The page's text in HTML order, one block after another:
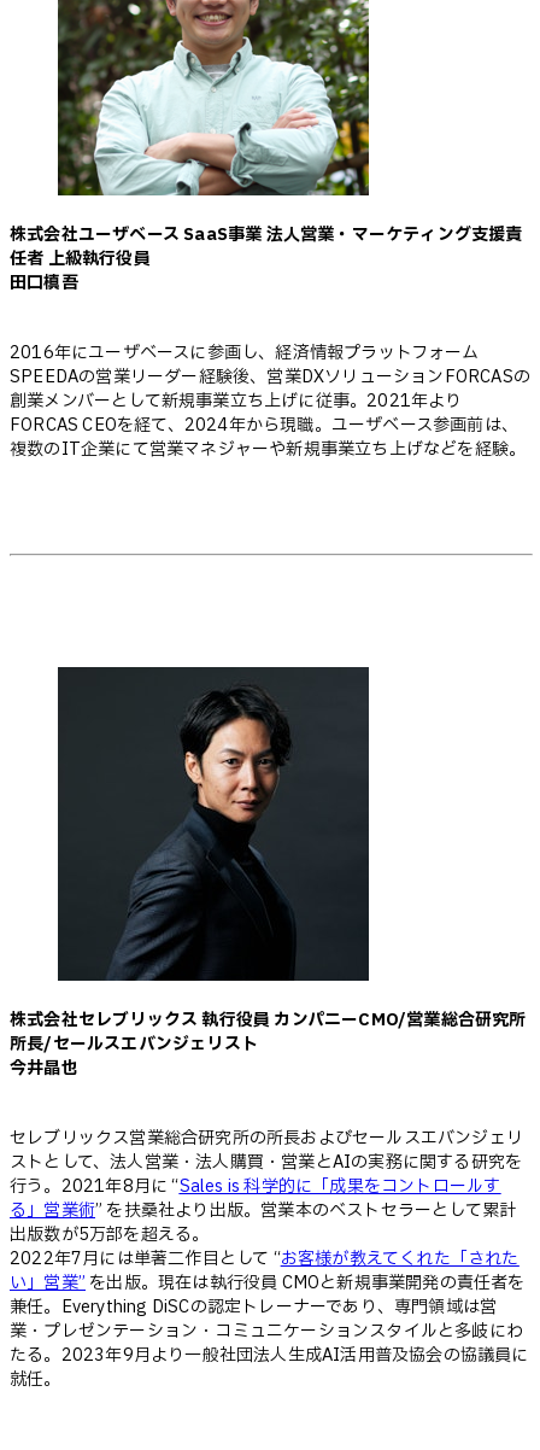
株式会社ユーザベース SaaS事業 法人営業・マーケティング支援責
任者 上級執行役員
田口槙吾
2016年にユーザベースに参画し、経済情報プラットフォーム
SPEEDAの営業リーダー経験後、営業DXソリューションFORCASの
創業メンバーとして新規事業立ち上げに従事。2021年より
FORCAS CEOを経て、2024年から現職。ユーザベース参画前は、
複数のIT企業にて営業マネジャーや新規事業立ち上げなどを経験。
株式会社セレブリックス 執行役員 カンパニーCMO/営業総合研究所
所長/セールスエバンジェリスト
今井晶也
セレブリックス営業総合研究所の所長およびセールスエバンジェリ
ストとして、法人営業・法人購買・営業とAIの実務に関する研究を
行う。2021年8月に “Sales is 科学的に「成果をコントロールす
る」営業術” を扶桑社より出版。営業本のベストセラーとして累計
出版数が5万部を超える。
2022年7月には単著二作目として “お客様が教えてくれた「された
い」営業” を出版。現在は執行役員 CMOと新規事業開発の責任者を
兼任。Everything DiSCの認定トレーナーであり、専門領域は営
業・プレゼンテーション・コミュニケーションスタイルと多岐にわ
たる。2023年9月より一般社団法人生成AI活用普及協会の協議員に
就任。